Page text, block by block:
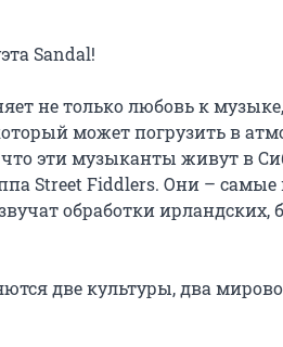
Sandal!
не только любовь к
может погрузить в
что эти музыканты живут в
Street Fiddlers. Они –
обработки ирландских,
две культуры, два